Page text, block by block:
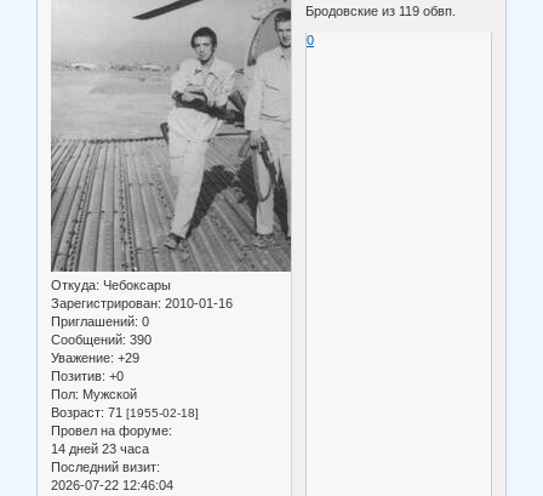
Откуда: Чебоксары
Зарегистрирован: 2010-01-16
Приглашений: 0
Сообщений: 390
Уважение: +29
Позитив: +0
Пол: Мужской
Возраст: 71 [1955-02-18]
Провел на форуме:
14 дней 23 часа
Последний визит:
2026-07-22 12:46:04
Бродовские из 119 обвп.
0